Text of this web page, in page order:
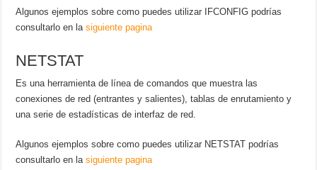
Algunos ejemplos sobre como puedes utilizar IFCONFIG podrías
consultarlo en lasiguiente pagina
NETSTAT
Es una herramienta de línea de comandos que muestra las
conexiones de red (entrantes y salientes), tablas de enrutamiento y
una serie de estadísticas de interfaz de red.
Algunos ejemplos sobre como puedes utilizar NETSTAT podrías
consultarlo en lasiguiente pagina